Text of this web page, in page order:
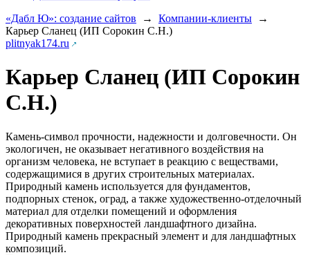
«Дабл Ю»: создание сайтов
→ Компании-клиенты
→
Карьер Сланец (ИП Сорокин С.Н.)
plitnyak174.ru
Карьер Сланец (ИП Сорокин
С.Н.)
Камень-символ прочности, надежности и долговечности. Он
экологичен, не оказывает негативного воздействия на
организм человека, не вступает в реакцию с веществами,
содержащимися в других строительных материалах.
Природный камень используется для фундаментов,
подпорных стенок, оград, а также художественно-отделочный
материал для отделки помещений и оформления
декоративных поверхностей ландшафтного дизайна.
Природный камень прекрасный элемент и для ландшафтных
композиций.